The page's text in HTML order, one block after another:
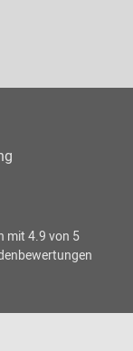
mit4.9von 5